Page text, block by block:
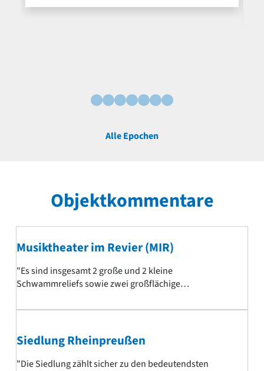
Alle Epochen
Objektkommentare
Musiktheater im Revier (MIR)
"Es sind insgesamt 2 große und 2 kleine
Schwammreliefs sowie zwei großflächige
die beiden kleinen im Eingangsfoyer
Klein schuf!"
Siedlung Rheinpreußen
"Die Siedlung zählt sicher zu den bedeutendsten